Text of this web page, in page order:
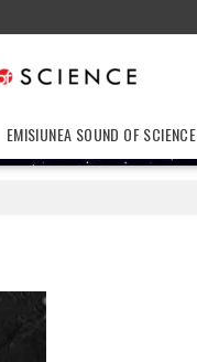
EMISIUNEA SOUND OF SCIENCE